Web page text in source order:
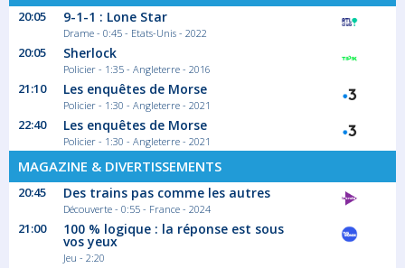
20:05 9-1-1 : Lone Star
Drame - 0:45 - Etats-Unis - 2022
20:05 Sherlock
Policier - 1:35 - Angleterre - 2016
21:10 Les enquêtes de Morse
Policier - 1:30 - Angleterre - 2021
22:40 Les enquêtes de Morse
Policier - 1:30 - Angleterre - 2021
MAGAZINE & DIVERTISSEMENTS
20:45 Des trains pas comme les autres
Découverte - 0:55 - France - 2024
21:00 100 % logique : la réponse est sous
vos yeux
Jeu - 2:20